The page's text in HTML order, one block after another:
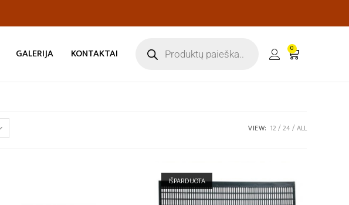
GALERIJA KONTAKTAI 0
VIEW: 12 24 ALL
IŠPARDUOTA